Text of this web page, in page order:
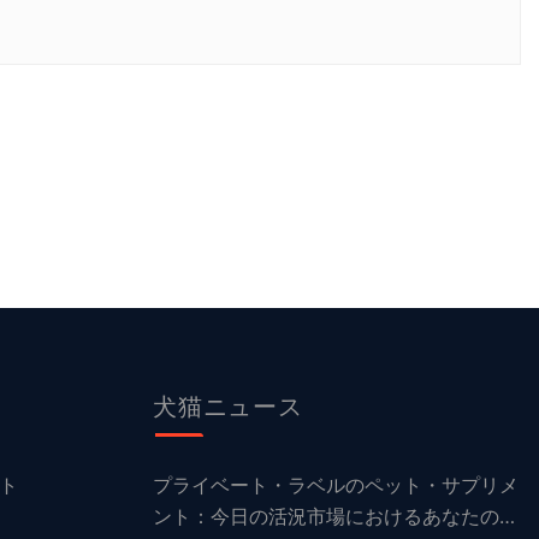
犬猫ニュース
プライベート・ラベルのペット・サプリメ
ント：今日の活況市場におけるあなたのフ